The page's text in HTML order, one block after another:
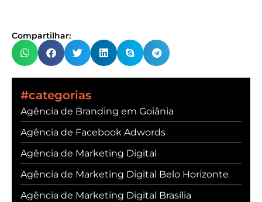
Compartilhar:
#categorias
Agência de Branding em Goiânia
Agência de Facebook Adwords
Agência de Marketing Digital
Agência de Marketing Digital Belo Horizonte
Agência de Marketing Digital Brasília